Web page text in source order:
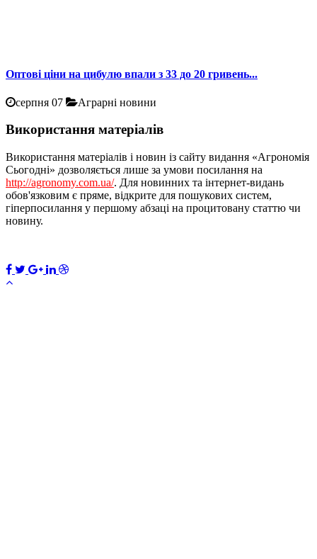
Оптові ціни на цибулю впали з 33 до 20 гривень...
серпня 07 Аграрні новини
Використання матеріалів
Використання матеріалів і новин із сайту видання «Агрономія
Сьогодні» дозволяється лише за умови посилання на
http://agronomy.com.ua/. Для новинних та інтернет-видань
обов'язковим є пряме, відкрите для пошукових систем,
гіперпосилання у першому абзаці на процитовану статтю чи
новину.